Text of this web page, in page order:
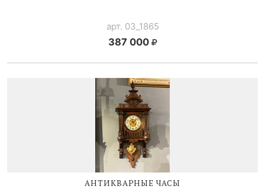
арт. 03_1865
387 000
АНТИКВАРНЫЕ ЧАСЫ